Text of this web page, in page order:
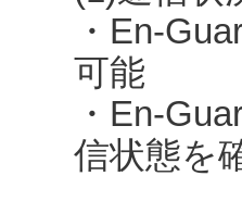
・En-
可能
・En-
信状態を